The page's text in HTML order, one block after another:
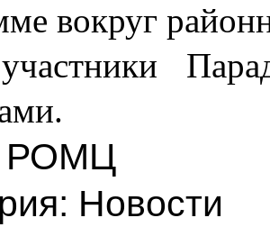
вокруг
РОМЦ
Новости